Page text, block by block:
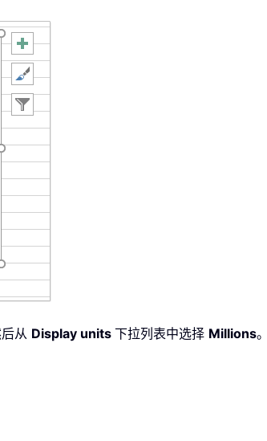
从 Display units 下拉列表中选择 Millions